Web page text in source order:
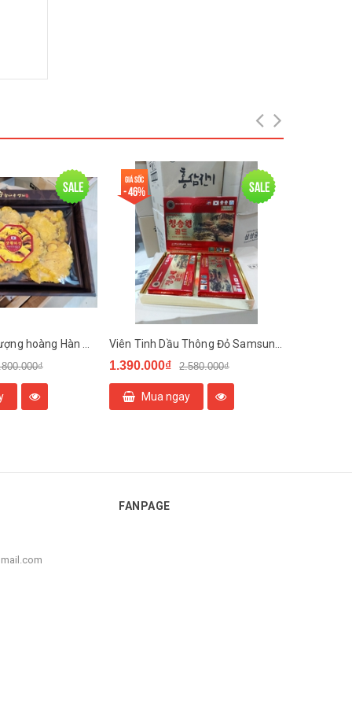
Sale Sale
Giá sốc
- 46%
1.390.000₫ 2.580.000₫
Mua ngay
FANPAGE